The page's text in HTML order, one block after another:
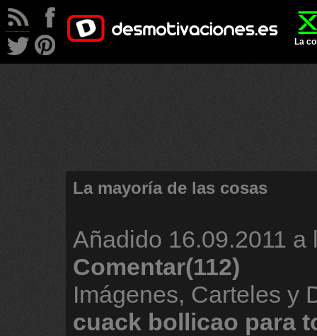
La
La mayoría de las cosas
Añadido 16.09.2011 a
Comentar(112)
Imágenes, Carteles y
cuack bollicao para